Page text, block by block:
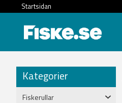
Startsidan
Kategorier
Fiskerullar